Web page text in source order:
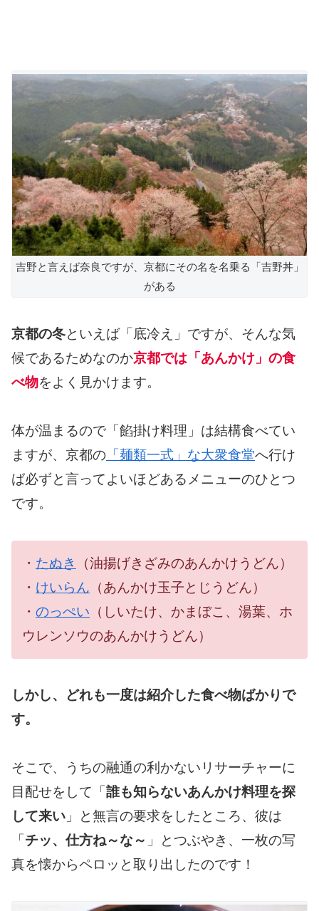
吉野と言えば奈良ですが、京都にその名を名乗る「吉野丼」
がある
京都の冬といえば「底冷え」ですが、そんな気
候であるためなのか京都では「あんかけ」の食
べ物をよく見かけます。
体が温まるので「餡掛け料理」は結構食べてい
ますが、京都の 「麺類一式」な大衆食堂へ行け
ば必ずと言ってよいほどあるメニューのひとつ
です。
・ たぬき
（油揚げきざみのあんかけうどん）
・ けいらん （あんかけ玉子とじうどん）
・ のっぺい （しいたけ、かまぼこ、湯葉、ホ
ウレンソウのあんかけうどん）
しかし、どれも一度は紹介した食べ物ばかりで
す。
そこで、うちの融通の利かないリサーチャーに
目配せをして「 誰も知らないあんかけ料理を探
して来い 」と無言の要求をしたところ、彼は
「 チッ、仕方ね～な～ 」とつぶやき、一枚の写
真を懐からペロッと取り出したのです！